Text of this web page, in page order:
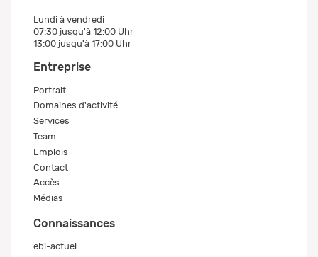
Lundi à vendredi
07:30 jusqu'à 12:00 Uhr
13:00 jusqu'à 17:00 Uhr
Entreprise
Portrait
Domaines d'activité
Services
Team
Emplois
Contact
Accès
Médias
Connaissances
ebi-actuel